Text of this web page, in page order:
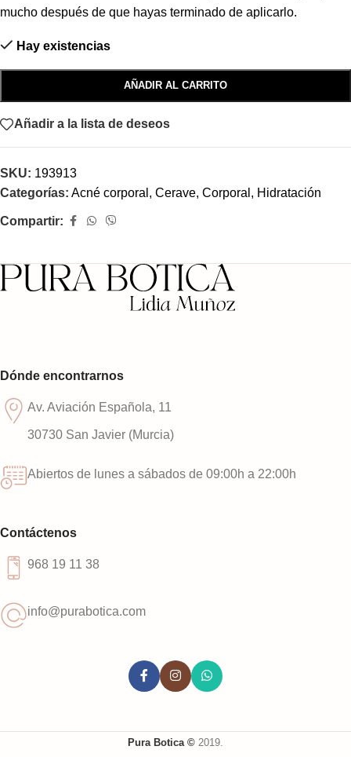
mucho después de que hayas terminado de aplicarlo.
Hay existencias
AÑADIR AL CARRITO
Añadir a la lista de deseos
SKU: 193913
Categorías: Acné corporal , Cerave, Corporal , Hidratación
Compartir:
Dónde encontrarnos
Av. Aviación Española, 11
30730 San Javier (Murcia)
Abiertos de lunes a sábados de 09:00h a 22:00h
Contáctenos
968 19 11 38
info@purabotica.com
Pura Botica © 2019.